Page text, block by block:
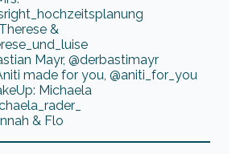
&
Mayr, @derbastimayr
made for you, @aniti_for_you
Michaela
& Flo